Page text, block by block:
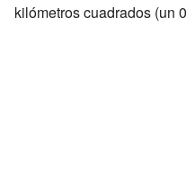
kilómetros cuadrados (un